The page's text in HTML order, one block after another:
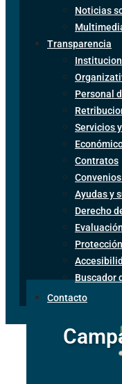
Noticias
Transparencia
Personal
Servicios
Contratos
Ayudas y
Derecho
Buscador
Contacto